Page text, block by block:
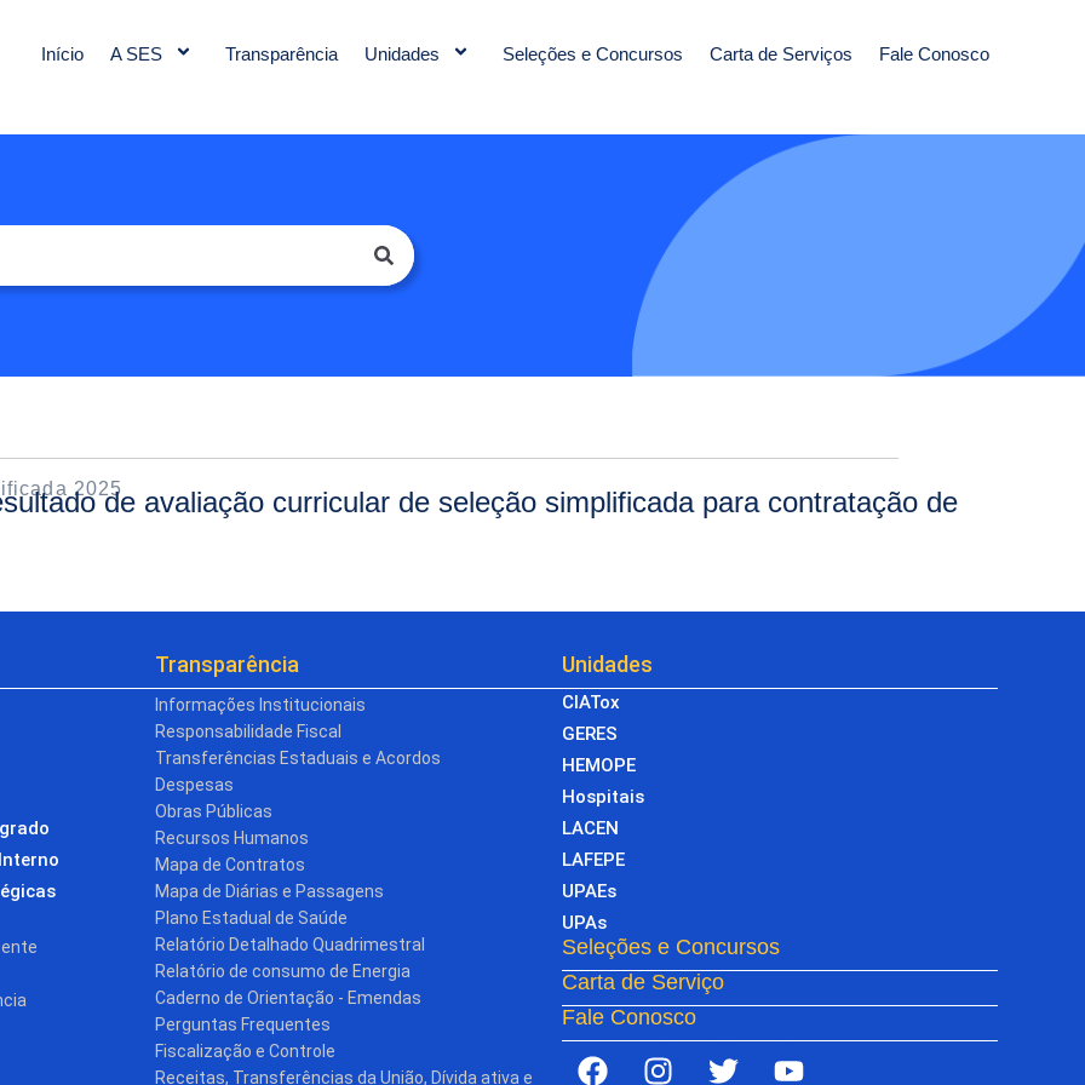
Início A SES Transparência Unidades Seleções e Concursos Carta de Serviços Fale Conosco
2025de avaliação curricular de seleção simplificada para contratação de
Transparência
Informações Institucionais
Responsabilidade Fiscal
Transferências Estaduais e Acordos
Despesas
Obras Públicas
Recursos Humanos
Mapa de Contratos
Mapa de Diárias e Passagens
Plano Estadual de Saúde
Relatório Detalhado Quadrimestral
Relatório de consumo de Energia
Caderno de Orientação - Emendas
Perguntas Frequentes
Fiscalização e Controle
Receitas, Transferências da União, Dívida ativa e
Unidades
CIATox
GERES
HEMOPE
Hospitais
LACEN
LAFEPE
UPAEs
UPAs
Seleções e Concursos
Carta de Serviço
Fale Conosco